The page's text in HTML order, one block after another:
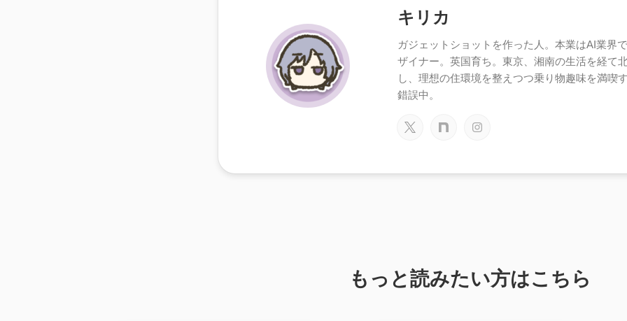
キリカ
ガジェットショットを作った人。本業はAI業界
ザイナー。英国育ち。東京、湘南の生活を経て
し、理想の住環境を整えつつ乗り物趣味を満喫
錯誤中。
もっと読みたい方はこちら